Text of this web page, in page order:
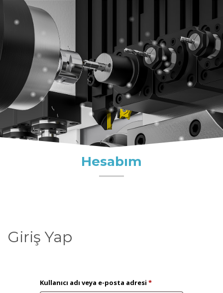
Hesabım
Giriş Yap
Kullanıcı adı veya e-posta adresi *Gerekli